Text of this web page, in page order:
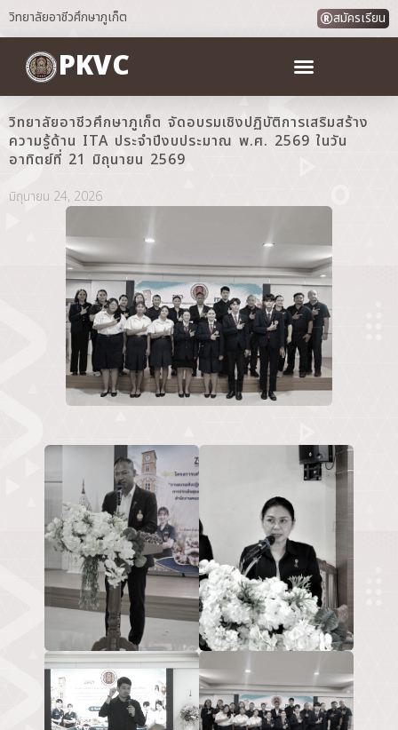
วิทยาลัยอาชีวศึกษาภูเก็ต สมัครเรียน
PKVC
วิทยาลัยอาชีวศึกษาภูเก็ต จัดอบรมเชิงปฏิบัติการเสริมสร้าง
ความรู้ด้าน ITA ประจำปีงบประมาณ พ.ศ. 2569 ในวัน
อาทิตย์ที่ 21 มิถุนายน 2569
มิถุนายน 24, 2026